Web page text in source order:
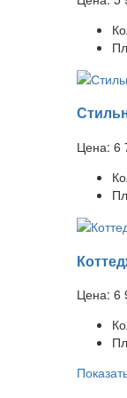
Цена: 6
Цена: 6